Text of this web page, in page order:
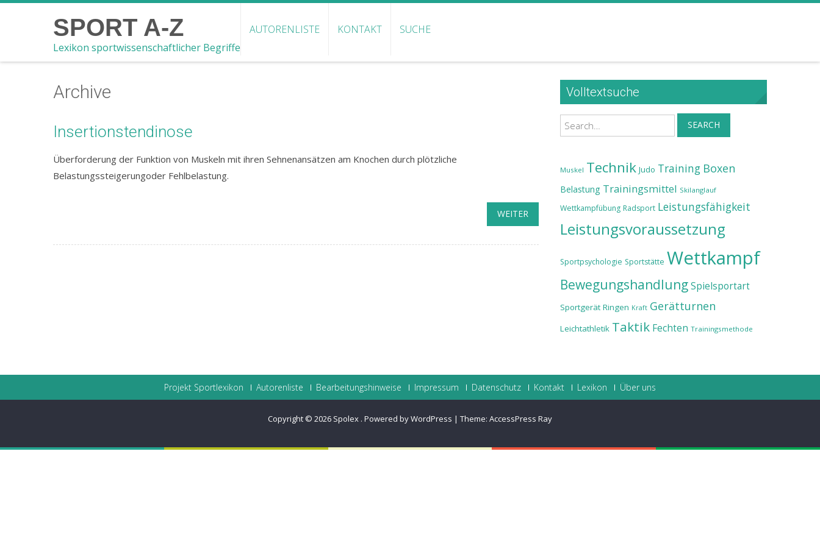
SPORT A-Z
Lexikon sportwissenschaftlicher Begriffe
AUTORENLISTE KONTAKT SUCHE
Archive
Insertionstendinose
Überforderung der Funktion von Muskeln mit ihren Sehnenansätzen am Knochen durch plötzliche
Belastungssteigerungoder Fehlbelastung.
WEITER
Volltextsuche
Search SEARCH
Muskel Technik Judo Training Boxen
Belastung Trainingsmittel Skilanglauf
Wettkampfübung Radsport Leistungsfähigkeit
Leistungsvoraussetzung
Sportpsychologie Sportstätte Wettkampf
Bewegungshandlung Spielsportart
Sportgerät Ringen Kraft Gerätturnen
Leichtathletik Taktik Fechten Trainingsmethode
Projekt Sportlexikon Autorenliste Bearbeitungshinweise Impressum Datenschutz Kontakt Lexikon Über uns
Copyright © 2026 Spolex . Powered by WordPress | Theme: AccessPress Ray